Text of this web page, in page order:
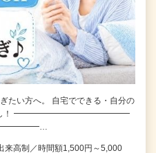
たい方へ。 自宅でできる・自分の
なし！ ━━━━━━━━━━━━━━
━━━━━…
来高制／時間額1,500円～5,000